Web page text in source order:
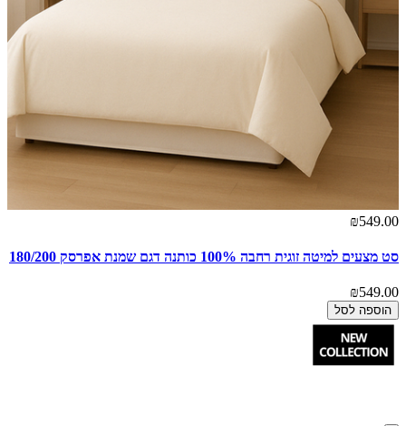
₪549.00
סט מצעים למיטה זוגית רחבה 100% כותנה דגם שמנת אפרסק 180/200
₪549.00
הוספה לסל